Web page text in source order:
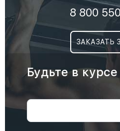
8 800
ЗАКАЗАТЬ
Будьте в